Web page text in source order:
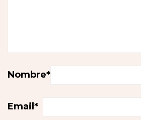
Nombre*
Email*